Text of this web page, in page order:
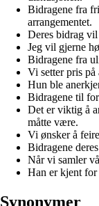
Bidragene fra
arrangementet.
Deres bidrag
Jeg vil gjerne
Bidragene fra
Vi setter pris
Hun ble
Bidragene til
Det er viktig å
måtte være.
Vi ønsker å
Bidragene
Når vi samler
Han er kjent
Synonymer